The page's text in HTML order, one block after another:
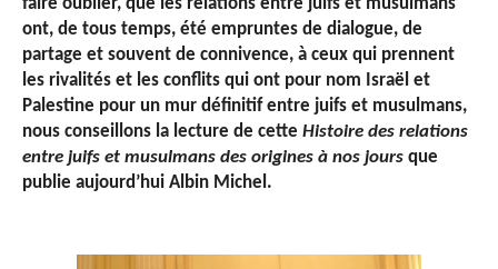
faire oublier, que les relations entre juifs et musulmans
ont, de tous temps, été empruntes de dialogue, de
partage et souvent de connivence, à ceux qui prennent
les rivalités et les conflits qui ont pour nom Israël et
Palestine pour un mur définitif entre juifs et musulmans,
nous conseillons la lecture de cette Histoire des relations
entre juifs et musulmans des origines à nos jours que
publie aujourd’hui Albin Michel.